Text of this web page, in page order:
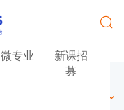
微专业
新课招
募